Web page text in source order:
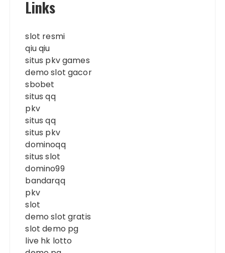
Links
slot resmi
qiu qiu
situs pkv games
demo slot gacor
sbobet
situs qq
pkv
situs qq
situs pkv
dominoqq
situs slot
domino99
bandarqq
pkv
slot
demo slot gratis
slot demo pg
live hk lotto